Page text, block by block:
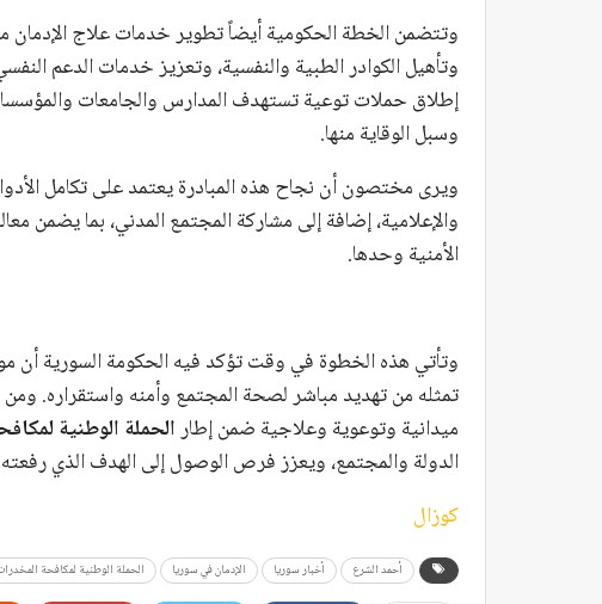
وتتضمن الخطة الحكومية أيضاً تطوير خدمات علاج الإدمان
وتأهيل الكوادر الطبية والنفسية، وتعزيز خدمات الدعم
إطلاق حملات توعية تستهدف المدارس والجامعات
وسبل الوقاية منها.
ويرى مختصون أن نجاح هذه المبادرة يعتمد على تكامل
والإعلامية، إضافة إلى مشاركة المجتمع المدني، بما يضمن
الأمنية وحدها.
وتأتي هذه الخطوة في وقت تؤكد فيه الحكومة السورية أن
تمثله من تهديد مباشر لصحة المجتمع وأمنه واستقراره. ومن
ميدانية وتوعوية وعلاجية ضمن إطارالحملة الوطنية
الدولة والمجتمع، ويعزز فرص الوصول إلى الهدف الذي رفعته
كوزال
أحمد الشرع أخبار سوريا الإدمان في سوريا الحملة الوطنية لمكافحة